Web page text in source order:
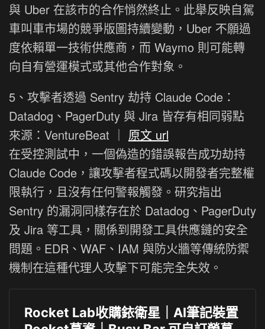
與 Uber 在該市的合作悄然終止。此舉反映自駕
車叫車市場的競爭版圖持續變動，Uber 不願過
度依賴單一技術供應商，而 Waymo 則可能轉
向自有營運模式或其他合作對象。
5、攻擊者透過 Sentry 劫持 Claude Code：
Datadog、PagerDuty 與 Jira 皆存有相同弱點
來源：VentureBeat ｜ 原文 url
在受控測試中，一個偽造的錯誤報告成功劫持
Claude Code，讓攻擊者程式碼以開發者完整權
限執行，且沒有任何警報觸發。研究指出
Sentry 的漏洞同樣存在於 Datadog、PagerDuty
及 Jira 等工具，關係到開發工具供應鏈的安全
問題。EDR、WAF、IAM 與防火牆等傳統防禦
機制在這種代理人攻擊下可能完全失效。